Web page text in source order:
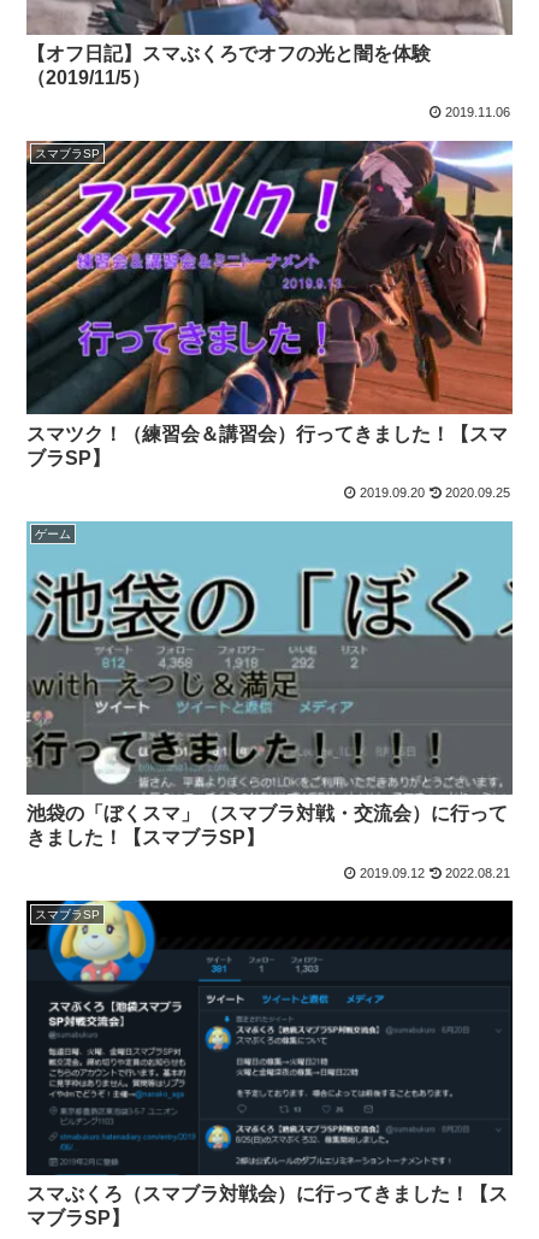
【オフ日記】スマぶくろでオフの光と闇を体験
（2019/11/5）
2019.11.06
スマブラSP
スマツク！（練習会＆講習会）行ってきました！【スマ
ブラSP】
2019.09.20 2020.09.25
ゲーム
池袋の「ぼくスマ」（スマブラ対戦・交流会）に行って
きました！【スマブラSP】
2019.09.12 2022.08.21
スマブラSP
スマぶくろ（スマブラ対戦会）に行ってきました！【ス
マブラSP】